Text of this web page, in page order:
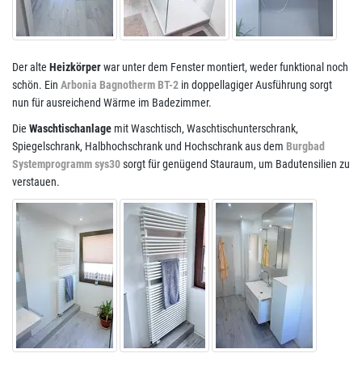
Der alte Heizkörperwar unter dem Fenster montiert, weder funktional noch
schön. Ein Arbonia Bagnotherm BT-2 in doppellagiger Ausführung sorgt
nun für ausreichend Wärme im Badezimmer.
Die Waschtischanlage mit Waschtisch, Waschtischunterschrank,
Spiegelschrank, Halbhochschrank und Hochschrank aus dem Burgbad
Systemprogramm sys30sorgt für genügend Stauraum, um Badutensilien zu
verstauen.